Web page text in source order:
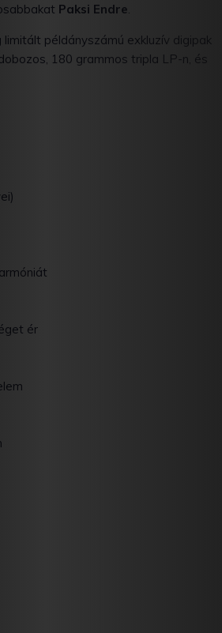
Paksi Endre.
példányszámú exkluzív digipak
180 grammos tripla LP-n, és
ér